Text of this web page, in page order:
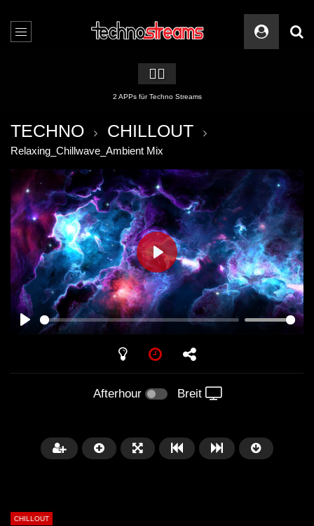
🏳️‍🌈
2 APPs für Techno Streams
TECHNO CHILLOUT
Relaxing_Chillwave_Ambient Mix
PLAY
PLAY
Afterhour Breit
CHILLOUT